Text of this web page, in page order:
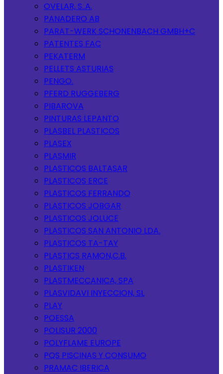
OVELAR, S..A.
PANADERO AB
PARAT-WERK SCHONENBACH GMBH+C
PATENTES FAC
PEKATERM
PELLETS ASTURIAS
PENGO.
PFERD RUGGEBERG
PIBAROVA
PINTURAS LEPANTO
PLASBEL PLASTICOS
PLASEX
PLASMIR
PLASTICOS BALTASAR
PLASTICOS ERCE
PLASTICOS FERRANDO
PLASTICOS JOBGAR
PLASTICOS JOLUCE
PLASTICOS SAN ANTONIO LDA.
PLASTICOS TA-TAY
PLASTICS RAMON,C.B.
PLASTIKEN
PLASTMECCANICA, SPA
PLASVIDAVI INYECCION, SL
PLAY
POESSA
POLISUR 2000
POLYFLAME EUROPE
PQS PISCINAS Y CONSUMO
PRAMAC IBERICA